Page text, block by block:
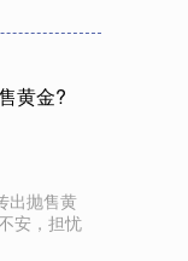
黄金?
出抛售黄
安，担忧